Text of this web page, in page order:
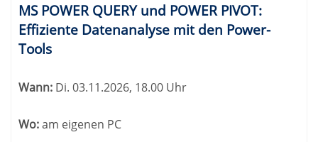
MS POWER QUERY und POWER PIVOT:
Effiziente Datenanalyse mit den Power-
Tools
Wann: Di. 03.11.2026, 18.00 Uhr
Wo:am eigenen PC